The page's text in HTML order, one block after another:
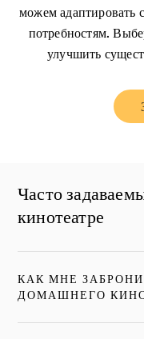
можем
потребностям.
улучшить
Часто
кинотеатре
КАК МНЕ
ДОМАШНЕГО
НАЖМИТЕ, ЧТОБЫ